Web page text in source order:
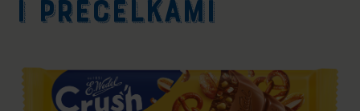
I PRECELKAMI